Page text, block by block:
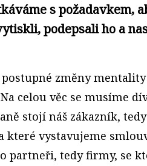
s požadavkem,
podepsali ho a
postupné změny
celou věc se musíme
stojí náš zákazník,
které vystavujeme
partneři, tedy firmy, se